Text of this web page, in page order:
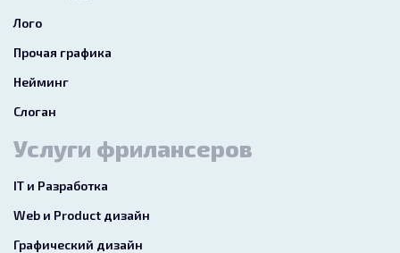
Лого
Прочая графика
Нейминг
Слоган
Услуги фрилансеров
IT и Разработка
Web и Product дизайн
Графический дизайн